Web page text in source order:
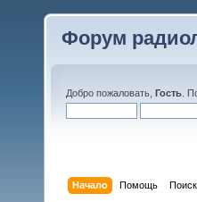
Форум
Добро пожаловать, Гость .
Начало Помощь Поиск